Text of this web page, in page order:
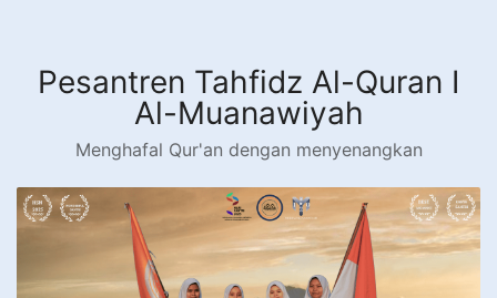
kontenPesantren Tahfidz Al-Quran I
Al-Muanawiyah
Menghafal Qur'an dengan menyenangkan